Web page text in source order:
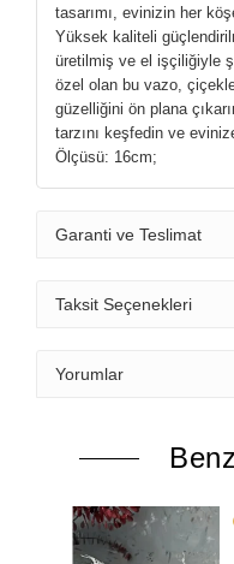
tasarımı, evinizin her
Yüksek kaliteli
üretilmiş ve el işçiliğiyle
özel olan bu vazo,
güzelliğini ön plana
tarzını keşfedin ve
Ölçüsü: 16cm;
Garanti ve Teslimat
Taksit Seçenekleri
Yorumlar